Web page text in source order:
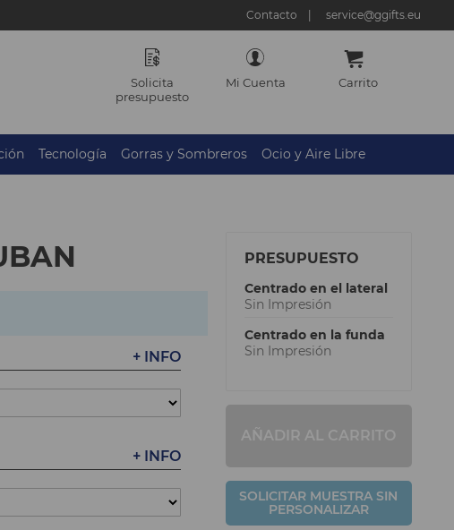
Contacto service@ggifts.eu
Solicita
presupuesto
Mi Cuenta Carrito
Tecnología Gorras y Sombreros Ocio y Aire Libre
+ INFO
+ INFO
PRESUPUESTO
Centrado en el lateral
Sin Impresión
Centrado en la funda
Sin Impresión
AÑADIR AL CARRITO
SOLICITAR MUESTRA SIN
PERSONALIZAR